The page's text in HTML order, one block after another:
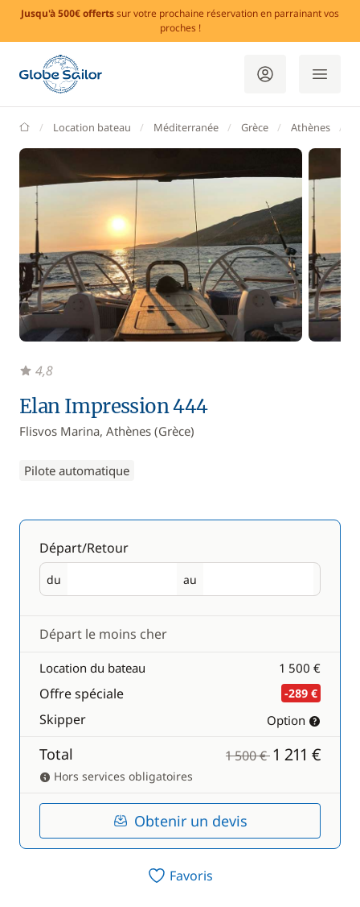
Jusqu'à 500€ offertssur votre prochaine réservation en parrainant vos
proches !
GlobeSailor
Location bateau Méditerranée Grèce Athènes
Elan Impression 444
Flisvos Marina, Athènes (Grèce)
Pilote automatique
4,8
Départ/Retour
du
Départ au
Retour
Départ le moins cher
Location du bateau 1 500 €
Offre spéciale -289 €
Skipper Option
Total 1 500 €1 211 €
Hors services obligatoires
Obtenir un devis
Favoris